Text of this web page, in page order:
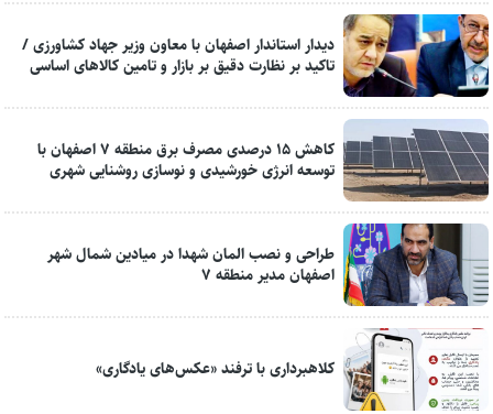
دیدار استاندار اصفهان با معاون وزیر جهاد کشاورزی /
تاکید بر نظارت دقیق بر بازار و تامین کالاهای اساسی
کاهش ۱۵ درصدی مصرف برق منطقه ۷ اصفهان با
توسعه انرژی خورشیدی و نوسازی روشنایی شهری
طراحی و نصب المان شهدا در میادین شمال شهر
اصفهان مدیر منطقه ۷
کلاهبرداری با ترفند «عکس‌های یادگاری»